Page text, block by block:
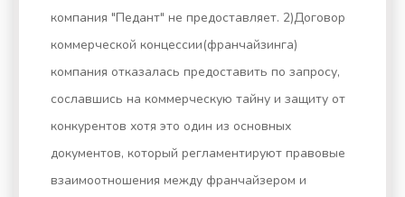
компания "Педант" не предоставляет. 2)Договор
коммерческой концессии(франчайзинга)
компания отказалась предоставить по запросу,
сославшись на коммерческую тайну и защиту от
конкурентов хотя это один из основных
документов, который регламентируют правовые
взаимоотношения между франчайзером и